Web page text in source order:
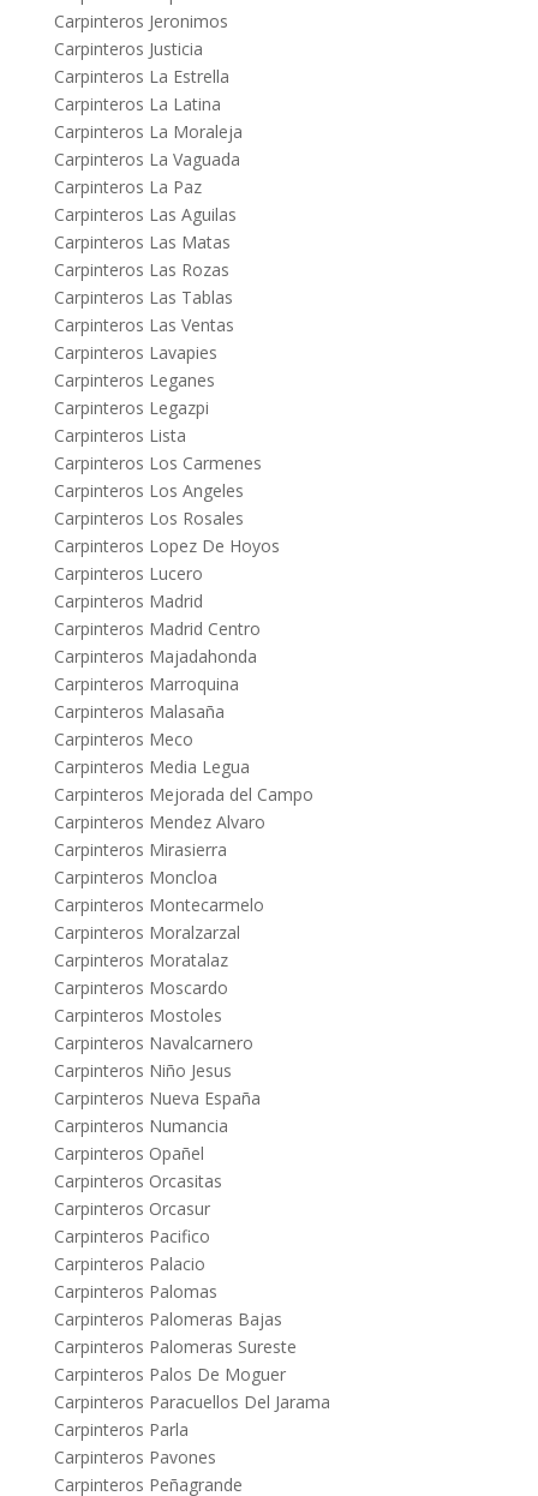
Carpinteros Jeronimos
Carpinteros Justicia
Carpinteros La Estrella
Carpinteros La Latina
Carpinteros La Moraleja
Carpinteros La Vaguada
Carpinteros La Paz
Carpinteros Las Aguilas
Carpinteros Las Matas
Carpinteros Las Rozas
Carpinteros Las Tablas
Carpinteros Las Ventas
Carpinteros Lavapies
Carpinteros Leganes
Carpinteros Legazpi
Carpinteros Lista
Carpinteros Los Carmenes
Carpinteros Los Angeles
Carpinteros Los Rosales
Carpinteros Lopez De Hoyos
Carpinteros Lucero
Carpinteros Madrid
Carpinteros Madrid Centro
Carpinteros Majadahonda
Carpinteros Marroquina
Carpinteros Malasaña
Carpinteros Meco
Carpinteros Media Legua
Carpinteros Mejorada del Campo
Carpinteros Mendez Alvaro
Carpinteros Mirasierra
Carpinteros Moncloa
Carpinteros Montecarmelo
Carpinteros Moralzarzal
Carpinteros Moratalaz
Carpinteros Moscardo
Carpinteros Mostoles
Carpinteros Navalcarnero
Carpinteros Niño Jesus
Carpinteros Nueva España
Carpinteros Numancia
Carpinteros Opañel
Carpinteros Orcasitas
Carpinteros Orcasur
Carpinteros Pacifico
Carpinteros Palacio
Carpinteros Palomas
Carpinteros Palomeras Bajas
Carpinteros Palomeras Sureste
Carpinteros Palos De Moguer
Carpinteros Paracuellos Del Jarama
Carpinteros Parla
Carpinteros Pavones
Carpinteros Peñagrande